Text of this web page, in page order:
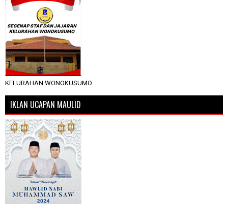
KELURAHAN WONOKUSUMO
IKLAN UCAPAN MAULID